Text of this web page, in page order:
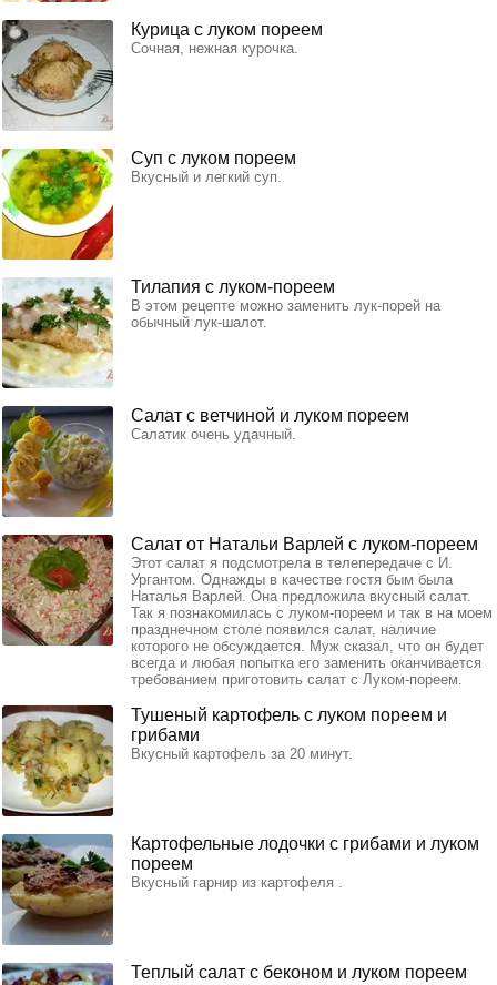
Курица с луком пореем
Сочная, нежная курочка.
Суп с луком пореем
Вкусный и легкий суп.
Тилапия с луком-пореем
В этом рецепте можно заменить лук-порей на
обычный лук-шалот.
Салат с ветчиной и луком пореем
Салатик очень удачный.
Салат от Натальи Варлей с луком-пореем
Этот салат я подсмотрела в телепередаче с И.
Ургантом. Однажды в качестве гостя бым была
Наталья Варлей. Она предложила вкусный салат.
Так я познакомилась с луком-пореем и так в на моем
празднечном столе появился салат, наличие
которого не обсуждается. Муж сказал, что он будет
всегда и любая попытка его заменить оканчивается
требованием приготовить салат с Луком-пореем.
Тушеный картофель с луком пореем и
грибами
Вкусный картофель за 20 минут.
Картофельные лодочки с грибами и луком
пореем
Вкусный гарнир из картофеля .
Теплый салат с беконом и луком пореем